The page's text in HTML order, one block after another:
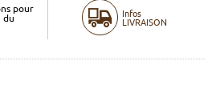
pour
du Infos
LIVRAISON